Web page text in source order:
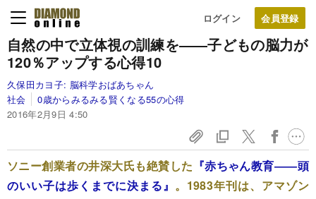
ログイン
自然の中で立体視の訓練を――子どもの脳力が
120％アップする心得10
久保田カヨ子: 脳科学おばあちゃん
社会
0歳からみるみる賢くなる55の心得
2016年2月9日 4:50
ソニー創業者の井深大氏も絶賛した 『赤ちゃん教育――頭
のいい子は歩くまでに決まる』 。1983年刊は、アマゾン